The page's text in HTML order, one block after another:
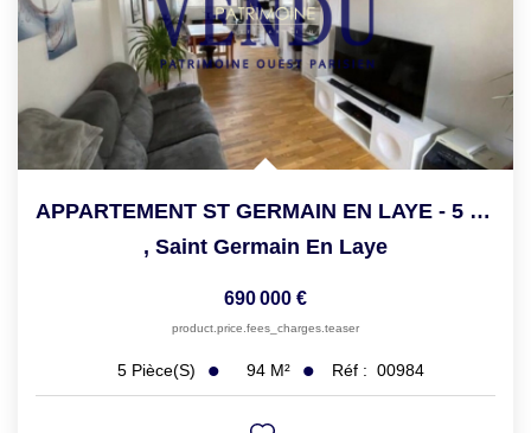
APPARTEMENT ST GERMAIN EN LAYE - 5 Pièce(s) - 93.94 M2
, Saint Germain En Laye
690 000 €
product.price.fees_charges.teaser
5 Pièce(s) 94 M² Réf : 00984